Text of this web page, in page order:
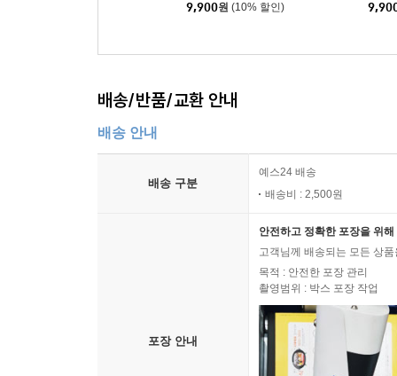
9,900원 (10% 할인)
배송/반품/교환 안내
배송 안내
배송 구분
예스24 배송
배송비 : 2,500원
포장 안내
안전하고 정확한 포장을 위
고객님께 배송되는 모든 상
목적 : 안전한 포장 관리
촬영범위 : 박스 포장 작업